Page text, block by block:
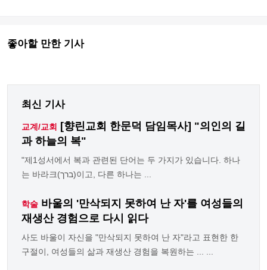
좋아할 만한 기사
최신 기사
교계/교회 [향린교회 한문덕 담임목사] "의인의 길
과 하늘의 복"
"제1성서에서 복과 관련된 단어는 두 가지가 있습니다. 하나
는 바라크(ברך)이고, 다른 하나는 ...
학술 바울의 '만삭되지 못하여 난 자'를 여성들의
재생산 경험으로 다시 읽다
사도 바울이 자신을 "만삭되지 못하여 난 자"라고 표현한 한
구절이, 여성들의 삶과 재생산 경험을 복원하는 ... ...